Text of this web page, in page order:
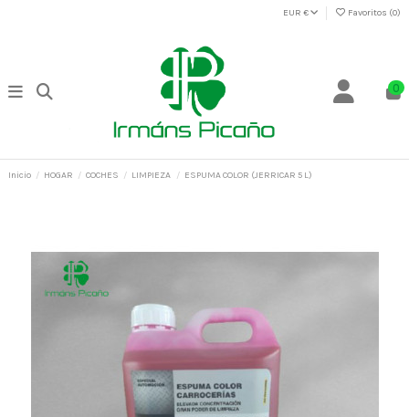
EUR € Favoritos (0)
0
Inicio HOGAR COCHES LIMPIEZA ESPUMA COLOR (JERRICAR 5 L)